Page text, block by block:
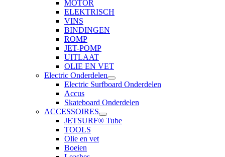
MOTOR
ELEKTRISCH
VINS
BINDINGEN
ROMP
JET-POMP
UITLAAT
OLIE EN VET
Electric Onderdelen
Electric Surfboard Onderdelen
Accus
Skateboard Onderdelen
ACCESSOIRES
JETSURF® Tube
TOOLS
Olie en vet
Boeien